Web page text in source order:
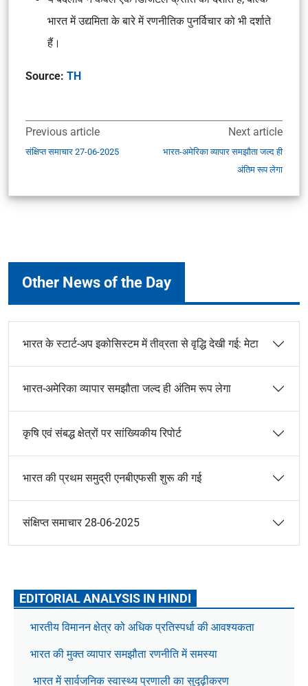
भारत में उद्यमिता के बारे में रणनीतिक पुनर्विचार को भी दर्शाते
हैं।
Source: TH
Previous article
संक्षिप्त समाचार 27-06-2025
Next article
भारत-अमेरिका व्यापार समझौता जल्द ही
अंतिम रूप लेगा
Other News of the Day
भारत के स्टार्ट-अप इकोसिस्टम में तीव्रता से वृद्धि देखी गई: मेटा
भारत-अमेरिका व्यापार समझौता जल्द ही अंतिम रूप लेगा
कृषि एवं संबद्ध क्षेत्रों पर सांख्यिकीय रिपोर्ट
भारत की प्रथम समुद्री एनबीएफसी शुरू की गई
संक्षिप्त समाचार 28-06-2025
EDITORIAL ANALYSIS IN HINDI
भारतीय विमानन क्षेत्र को अधिक प्रतिस्पर्धा की आवश्यकता
भारत की मुक्त व्यापार समझौता रणनीति में समस्या
भारत में सार्वजनिक स्वास्थ्य प्रणाली का सुदृढ़ीकरण